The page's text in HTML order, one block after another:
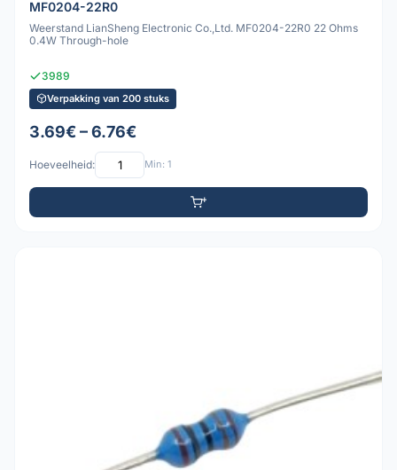
MF0204-22R0
Weerstand LianSheng Electronic Co.,Ltd. MF0204-22R0 22 Ohms
0.4W Through-hole
3989
Verpakking van 200 stuks
3.69€ – 6.76€
Hoeveelheid: Min: 1